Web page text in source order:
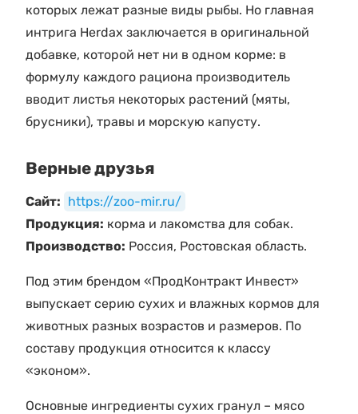
которых лежат разные виды рыбы. Но главная
интрига Herdax заключается в оригинальной
добавке, которой нет ни в одном корме: в
формулу каждого рациона производитель
вводит листья некоторых растений (мяты,
брусники), травы и морскую капусту.
Верные друзья
Сайт: https://zoo-mir.ru/
Продукция: корма и лакомства для собак.
Производство: Россия, Ростовская область.
Под этим брендом «ПродКонтракт Инвест»
выпускает серию сухих и влажных кормов для
животных разных возрастов и размеров. По
составу продукция относится к классу
«эконом».
Основные ингредиенты сухих гранул – мясо